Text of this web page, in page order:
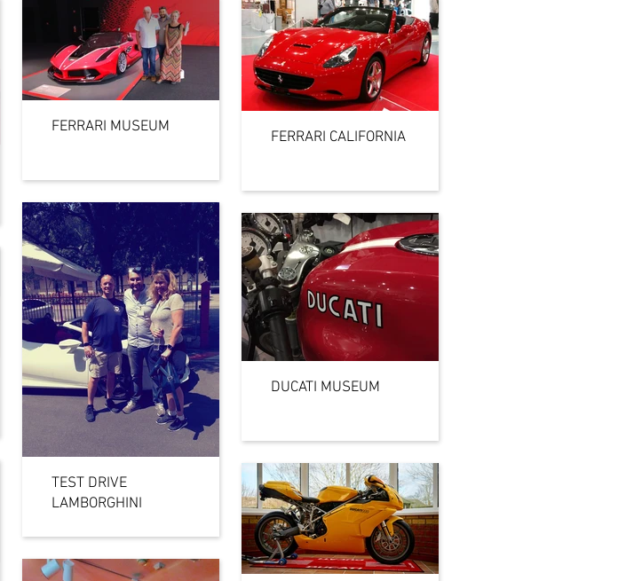
FERRARI MUSEUM
FERRARI CALIFORNIA
TEST DRIVE
LAMBORGHINI
DUCATI MUSEUM